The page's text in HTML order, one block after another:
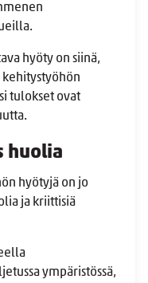
hyöty on siinä,
tulokset ovat
huolia
hyötyjä on jo
ja kriittisiä
ympäristössä,